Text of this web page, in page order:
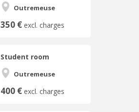
Outremeuse
350 € excl. charges
Student room
Outremeuse
400 € excl. charges